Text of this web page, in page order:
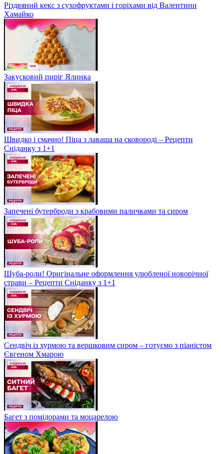
Різдвяний кекс з сухофруктами і горіхами від Валентини
Хамайко
Закусковий пиріг Ялинка
Швидко і смачно! Піца з лаваша на сковороді – Рецепти
Сніданку з 1+1
Запечені бутерброди з крабовими паличками та сиром
Шуба-роли! Оригінальне оформлення улюбленої новорічної
страви – Рецепти Сніданку з 1+1
Сендвіч із хурмою та вершковим сиром – готуємо з піаністом
Євгеном Хмарою
Багет з помідорами та моцарелою